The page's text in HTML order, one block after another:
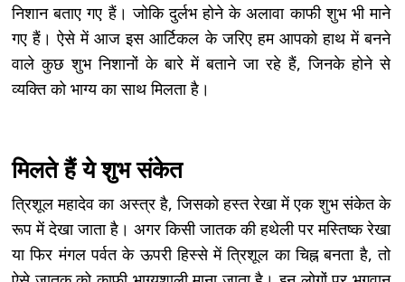
निशान बताए गए हैं। जोकि दुर्लभ होने के अलावा काफी शुभ भी माने
गए हैं। ऐसे में आज इस आर्टिकल के जरिए हम आपको हाथ में बनने
वाले कुछ शुभ निशानों के बारे में बताने जा रहे हैं, जिनके होने से
व्यक्ति को भाग्य का साथ मिलता है।
मिलते हैं ये शुभ संकेत
त्रिशूल महादेव का अस्त्र है, जिसको हस्त रेखा में एक शुभ संकेत के
रूप में देखा जाता है। अगर किसी जातक की हथेली पर मस्तिष्क रेखा
या फिर मंगल पर्वत के ऊपरी हिस्से में त्रिशूल का चिह्न बनता है, तो